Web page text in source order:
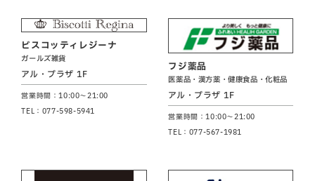
ビスコッティレジーナ
ガールズ雑貨
アル・プラザ 1F
営業時間：10:00～21:00
TEL：077-598-5941
フジ薬品
医薬品・漢方薬・健康食品・化粧品
アル・プラザ 1F
営業時間：10:00～21:00
TEL：077-567-1981